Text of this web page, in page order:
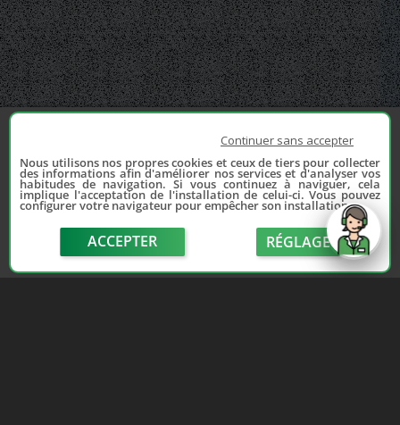
Continuer sans accepter
Nous utilisons nos propres cookies et ceux de tiers pour collecter
des informations afin d'améliorer nos services et d'analyser vos
habitudes de navigation. Si vous continuez à naviguer, cela
implique l'acceptation de l'installation de celui-ci. Vous pouvez
configurer votre navigateur pour empêcher son installation.
ACCEPTER RÉGLAGE